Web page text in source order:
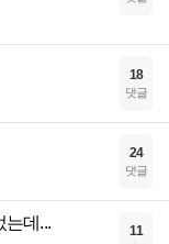
18
댓글
24
댓글
는데... 11